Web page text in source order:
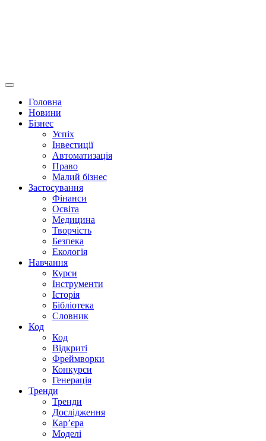
Головна
Новини
Бізнес
Успіх
Інвестиції
Автоматизація
Право
Малий бізнес
Застосування
Фінанси
Освіта
Медицина
Творчість
Безпека
Екологія
Навчання
Курси
Інструменти
Історія
Бібліотека
Словник
Код
Код
Відкриті
Фреймворки
Конкурси
Генерація
Тренди
Тренди
Дослідження
Кар’єра
Моделі